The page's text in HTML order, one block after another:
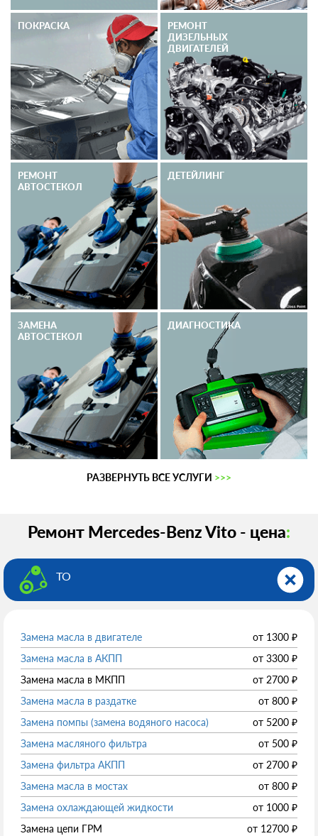
ПОКРАСКА
РЕМОНТ
ДИЗЕЛЬНЫХ
ДВИГАТЕЛЕЙ
РЕМОНТ
АВТОСТЕКОЛ
ДЕТЕЙЛИНГ
ЗАМЕНА
АВТОСТЕКОЛ
ДИАГНОСТИКА
РАЗВЕРНУТЬ ВСЕ УСЛУГИ >>>
Ремонт Mercedes-Benz Vito - цена:
ТО
Замена масла в двигателе от 1300 ₽
Замена масла в АКПП
от 3300 ₽
Замена масла в МКПП
от 2700 ₽
Замена масла в раздатке
от 800 ₽
Замена помпы (замена водяного насоса)
от 5200 ₽
Замена масляного фильтра
от 500 ₽
Замена фильтра АКПП
от 2700 ₽
Замена масла в мостах
от 800 ₽
Замена охлаждающей жидкости
от 1000 ₽
Замена цепи ГРМ
от 12700 ₽